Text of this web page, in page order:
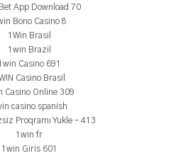
App Download 70
Bono Casino 8
1Win Brasil
1win Brazil
Casino 691
Casino Brasil
Casino Online 309
casino spanish
Proqramı Yukle – 413
1win fr
1win Giris 601